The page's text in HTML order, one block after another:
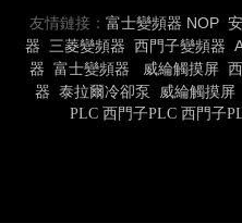
友情鏈接： 富士變頻器 NOP
器 三菱變頻器 西門子變頻器
器 富士變頻器 威綸觸摸屏
器 泰拉爾冷卻泵 威綸觸摸屏
PLC 西門子PLC 西門子